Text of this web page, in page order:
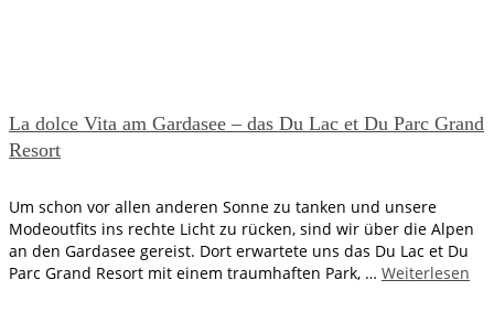
La dolce Vita am Gardasee – das Du Lac et Du Parc Grand
Resort
Um schon vor allen anderen Sonne zu tanken und unsere
Modeoutfits ins rechte Licht zu rücken, sind wir über die Alpen
an den Gardasee gereist. Dort erwartete uns das Du Lac et Du
Parc Grand Resort mit einem traumhaften Park, … Weiterlesen